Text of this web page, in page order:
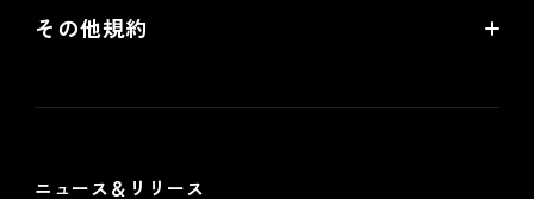
futureshop omni-channelサービス規約
その他規約
ニュース＆リリース